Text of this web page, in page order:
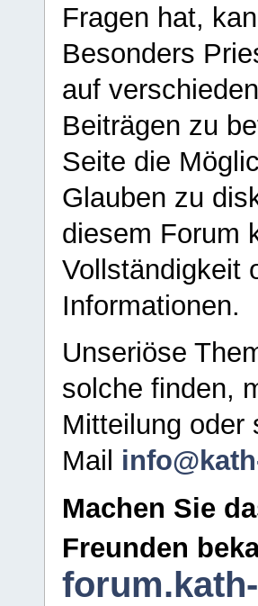
Fragen hat,
Besonders
auf
Beiträgen zu
Seite die
Glauben zu
diesem Forum
Vollständigkeit
Informationen.
Unseriöse
solche finden,
Mitteilung oder
Mail
Machen Sie
Freunden